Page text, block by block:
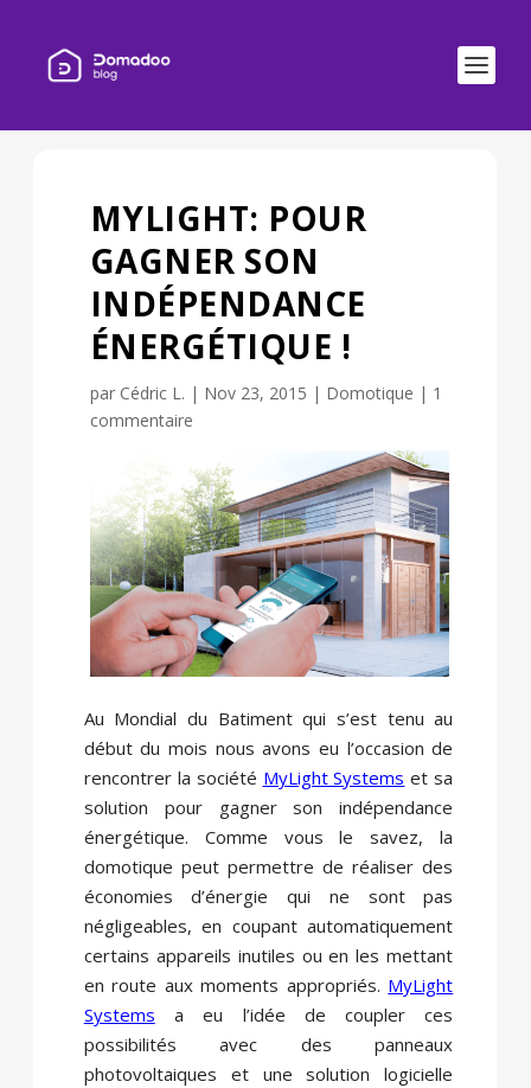
MYLIGHT: POUR
GAGNER SON
INDÉPENDANCE
ÉNERGÉTIQUE !
par Cédric L. | Nov 23, 2015 | Domotique | 1
commentaire
Au Mondial du Batiment qui s’est tenu au
début du mois nous avons eu l’occasion de
rencontrer la société MyLight Systems et sa
solution pour gagner son indépendance
énergétique. Comme vous le savez, la
domotique peut permettre de réaliser des
économies d’énergie qui ne sont pas
négligeables, en coupant automatiquement
certains appareils inutiles ou en les mettant
en route aux moments appropriés. MyLight
Systems a eu l’idée de coupler ces
possibilités avec des panneaux
photovoltaiques et une solution logicielle